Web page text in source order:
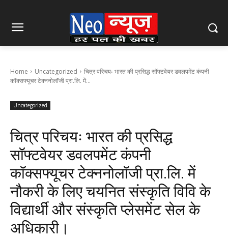
Home Uncategorized
चित्र परिचयः भारत की प्रसिद्ध सॉफ्टवेयर डवलपमेंट कंपनी
कॉक्सफ्यूचर टेक्ननोलॉजी प्रा.लि. में...
Uncategorized
चित्र परिचयः भारत की प्रसिद्ध
सॉफ्टवेयर डवलपमेंट कंपनी
कॉक्सफ्यूचर टेक्ननोलॉजी प्रा.लि. में
नौकरी के लिए चयनित संस्कृति विवि के
विद्यार्थी और संस्कृति प्लेसमेंट सेल के
अधिकारी।